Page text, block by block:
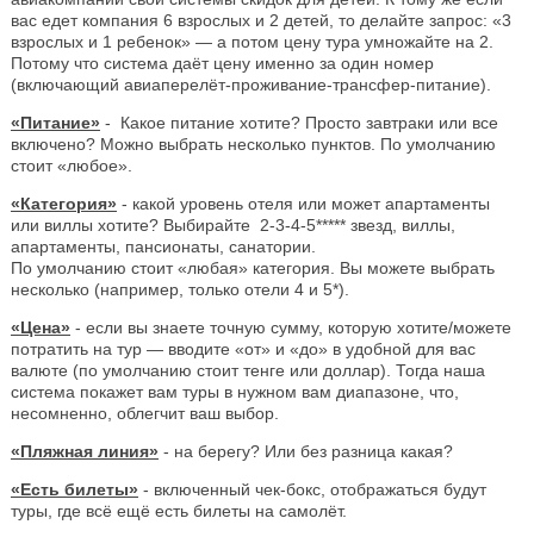
вас едет компания 6 взрослых и 2 детей, то делайте запрос: «3
взрослых и 1 ребенок» — а потом цену тура умножайте на 2.
Потому что система даёт цену именно за один номер
(включающий авиаперелёт-проживание-трансфер-питание).
«Питание» - Какое питание хотите? Просто завтраки или все
включено? Можно выбрать несколько пунктов. По умолчанию
стоит «любое».
«Категория» - какой уровень отеля или может апартаменты
или виллы хотите? Выбирайте 2-3-4-5***** звезд, виллы,
апартаменты, пансионаты, санатории.
По умолчанию стоит «любая» категория. Вы можете выбрать
несколько (например, только отели 4 и 5*).
«Цена» - если вы знаете точную сумму, которую хотите/можете
потратить на тур — вводите «от» и «до» в удобной для вас
валюте (по умолчанию стоит тенге или доллар). Тогда наша
система покажет вам туры в нужном вам диапазоне, что,
несомненно, облегчит ваш выбор.
«Пляжная линия» - на берегу? Или без разница какая?
«Есть билеты» - включенный чек-бокс, отображаться будут
туры, где всё ещё есть билеты на самолёт.